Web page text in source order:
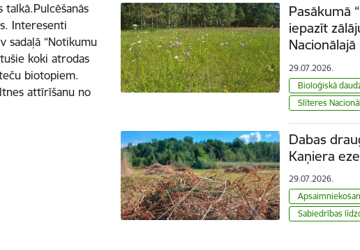
talkā.Pulcēšanās
Interesenti
sadaļā “Notikumu
koki atrodas
biotopiem.
attīrīšanu no
Pasākumā
iepazīt
29.07.2026.
Bioloģiskā
Slīteres
Dabas
Kaņiera
29.07.2026.
Sabiedrības